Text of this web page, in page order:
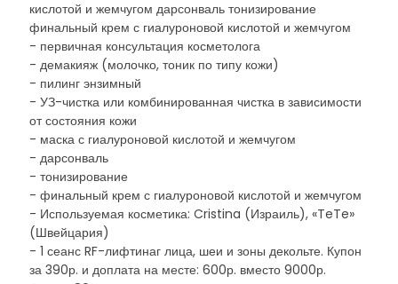
кислотой и жемчугом дарсонваль тонизирование
финальный крем с гиалуроновой кислотой и жемчугом
- первичная консультация косметолога
- демакияж (молочко, тоник по типу кожи)
- пилинг энзимный
- УЗ-чистка или комбинированная чистка в зависимости
от состояния кожи
- маска с гиалуроновой кислотой и жемчугом
- дарсонваль
- тонизирование
- финальный крем с гиалуроновой кислотой и жемчугом
- Используемая косметика: Cristina (Израиль), «TeTe»
(Швейцария)
- 1 сеанс RF-лифтинаг лица, шеи и зоны декольте. Купон
за 390р. и доплата на месте: 600р. вместо 9000р.